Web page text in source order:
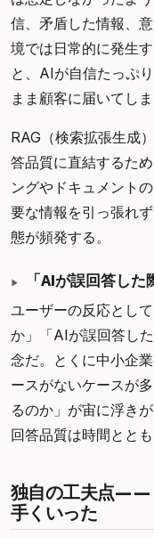
信、矛盾した情報、
境では日常的に発生
と、AIが自信たっぷ
まま顧客に届いてしま
RAG（検索拡張生成
答品質に直結するた
ングやドキュメント
要な情報を引っ張れ
態が頻発する。
「AIが誤回答し
ユーザーの反応とし
か」「AIが誤回答し
念だ。とくに中小企
ースがないケースが
るのか」が宙に浮き
回答品質は時間とと
独自の工夫点——
手くいった